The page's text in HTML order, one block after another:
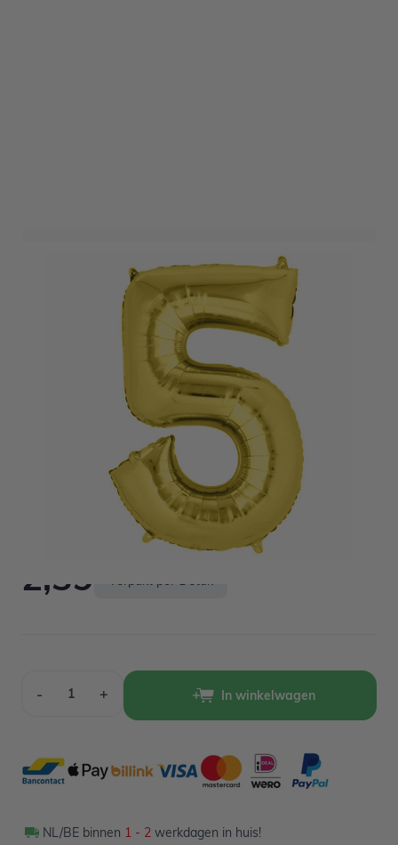
Folieballon Cijfer 5 Goud
Art. nr. 1703-69goud5
2,39 Verpakt per 1 stuk
- + In winkelwagen
NL/BE binnen 1 - 2 werkdagen in huis!